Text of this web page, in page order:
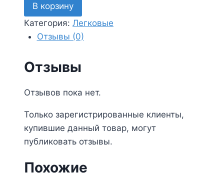
Легковые
131
В корзину
Категория: Легковые
Отзывы (0)
Отзывы
Отзывов пока нет.
Только зарегистрированные клиенты,
купившие данный товар, могут
публиковать отзывы.
Похожие